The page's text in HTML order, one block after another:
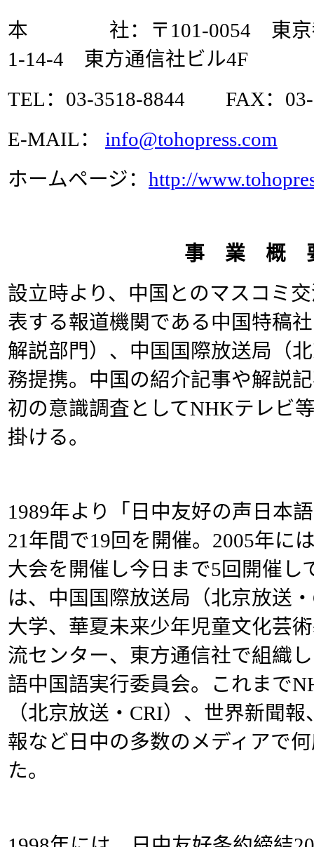
本 社：〒101-0054 東京都
1-14-4 東方通信社ビル4F
TEL：03-3518-8844 FAX：03-
E-MAIL： info@tohopress.com
ホームページ： http://
事 業 概
設立時より、中国とのマスコミ
表する報道機関である中国特稿
解説部門）、中国国際放送局（
務提携。中国の紹介記事や解説
初の意識調査としてNHKテレビ
掛ける。
1989年より「日中友好の声日本
21年間で19回を開催。2005年に
大会を開催し今日まで5回開催し
は、中国国際放送局（北京放送
大学、華夏未来少年児童文化芸
流センター、東方通信社で組織
語中国語実行委員会。これまで
（北京放送・CRI）、世界新聞
報など日中の多数のメディアで
た。